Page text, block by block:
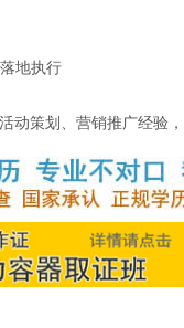
地执行
动策划、营销推广经验